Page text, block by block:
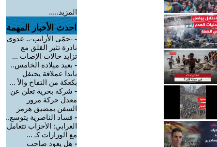
المزيد.....
احدث الأخبار المهمة
- -حمّى الأرانب-.. عدوى
نادرة تثير القلق مع
تزايد حالات الإصاب ...
- بعيد ميلاده الخامس..
باندا عملاقة يحتفل
بكعكة من التفاح والأ ...
- شركة بحرية تعلن عن
معدل حركة مرور
السفن بمضيق هرمز
- فساد الناصرية يتوسع..
الغرابي: الأحزاب تتعامل
مع الوزارات كـ ...
- هل يعود صاحب